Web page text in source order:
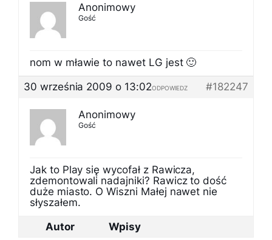
Anonimowy
Gość
nom w mławie to nawet LG jest 🙂
30 września 2009 o 13:02
#182247
ODPOWIEDZ
Anonimowy
Gość
Jak to Play się wycofał z Rawicza,
zdemontowali nadajniki? Rawicz to dość
duże miasto. O Wiszni Małej nawet nie
słyszałem.
Autor
Wpisy